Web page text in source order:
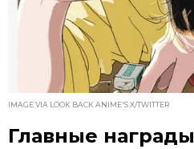
IMAGE VIA LOOK BACK ANIME'S X/TWITTER
Главные